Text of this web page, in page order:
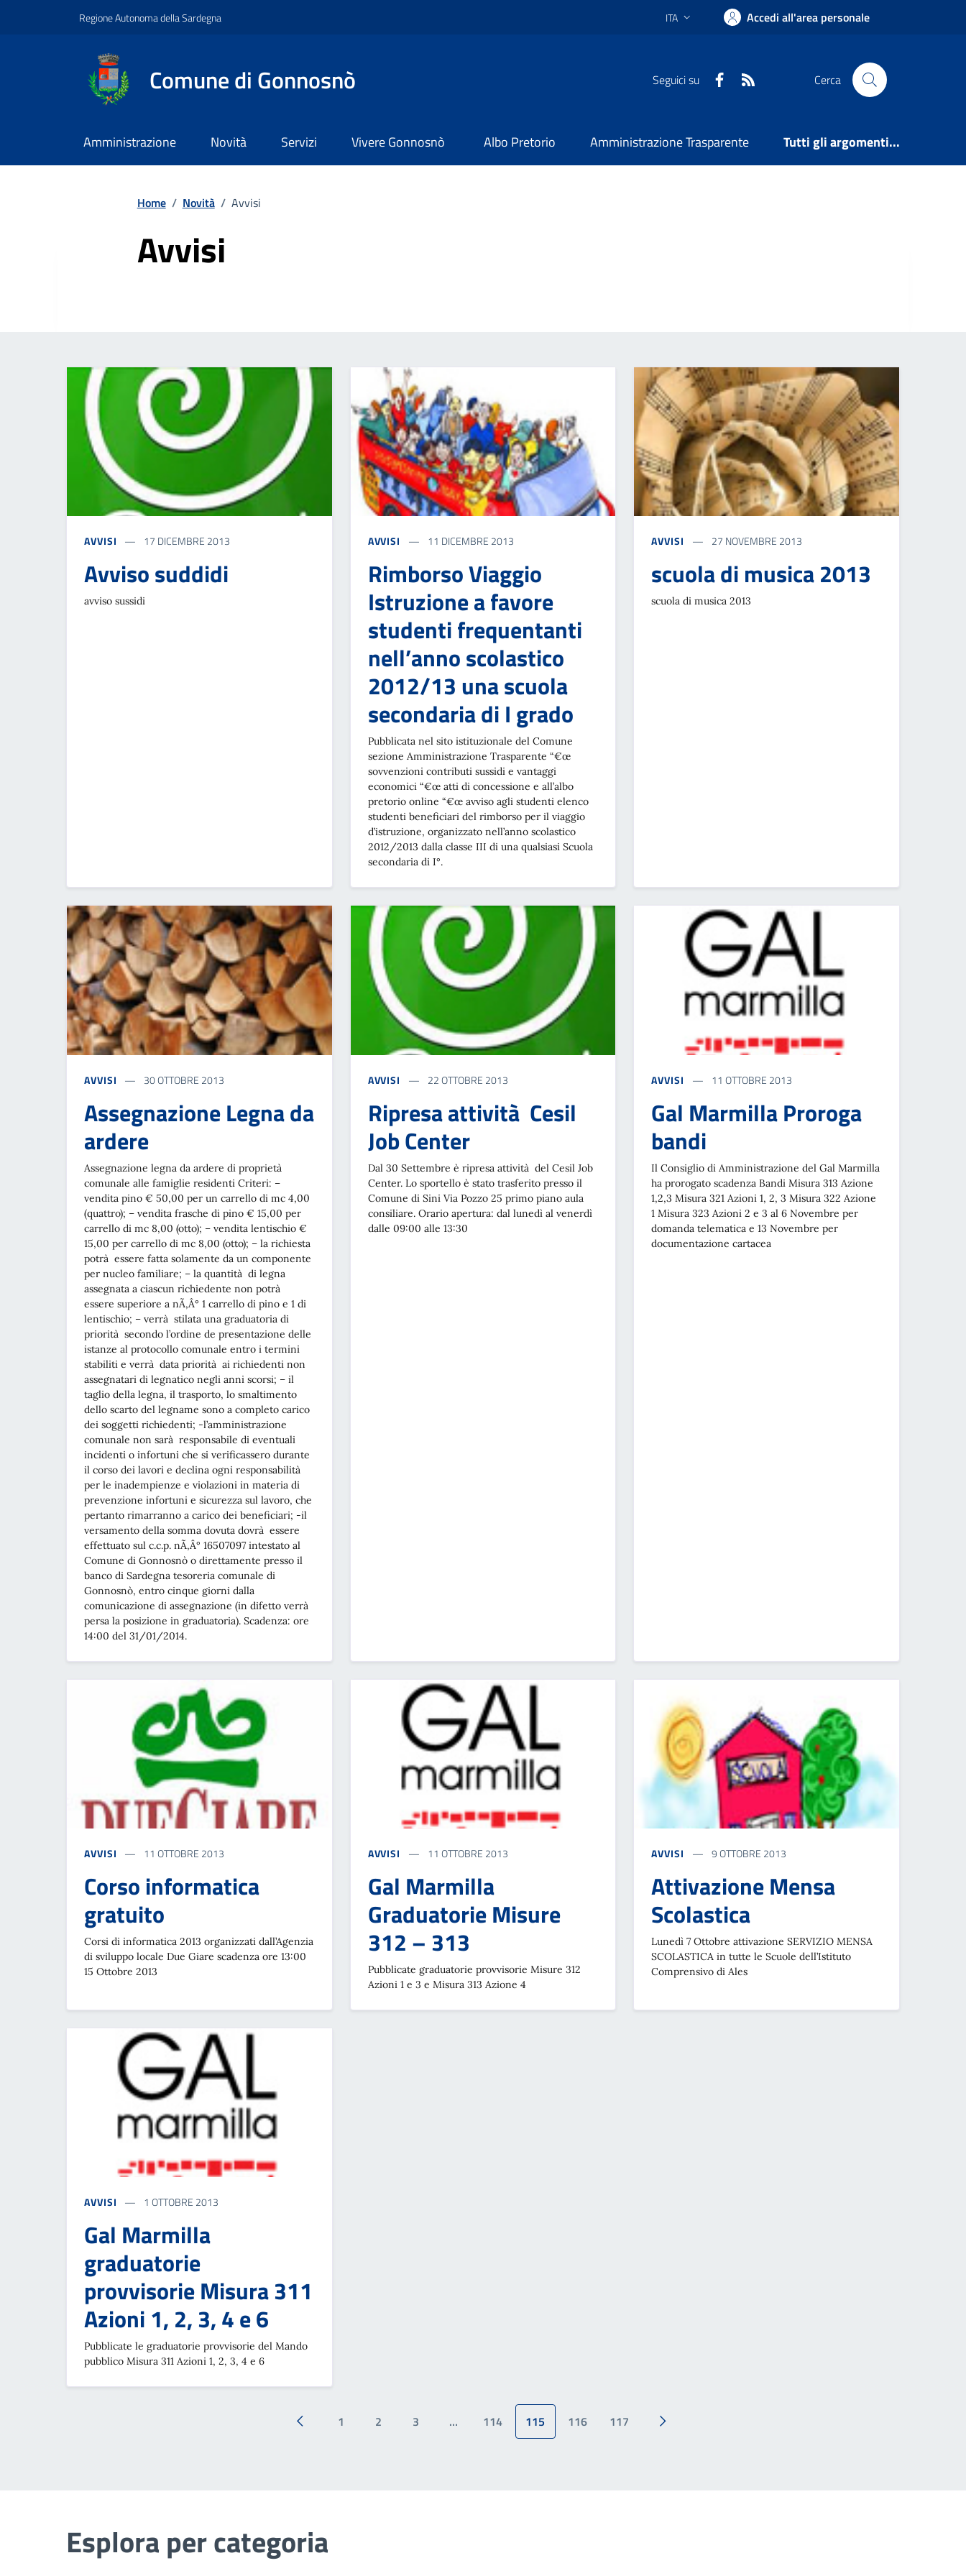
Regione Autonoma della Sardegna Lingua attiva:
ITA Accedi all'area personale
Comune di Gonnosnò Seguici su Facebook Cerca
Amministrazione Novità Servizi Vivere Gonnosnò Albo Pretorio Amministrazione Trasparente Tutti gli argomenti...
Home / Novità / Avvisi
Avvisi
AVVISI 17 DICEMBRE 2013
Avviso suddidi
avviso sussidi
AVVISI 11 DICEMBRE 2013
Rimborso Viaggio
Istruzione a favore
studenti frequentanti
nell’anno scolastico
2012/13 una scuola
secondaria di I grado
Pubblicata nel sito istituzionale del Comune
sezione Amministrazione Trasparente “€œ
sovvenzioni contributi sussidi e vantaggi
economici “€œ atti di concessione e all’albo
pretorio online “€œ avviso agli studenti elenco
studenti beneficiari del rimborso per il viaggio
d’istruzione, organizzato nell’anno scolastico
2012/2013 dalla classe III di una qualsiasi Scuola
secondaria di I°.
AVVISI 27 NOVEMBRE 2013
scuola di musica 2013
scuola di musica 2013
AVVISI 30 OTTOBRE 2013
Assegnazione Legna da
ardere
Assegnazione legna da ardere di proprietà
comunale alle famiglie residenti Criteri: –
vendita pino € 50,00 per un carrello di mc 4,00
(quattro); – vendita frasche di pino € 15,00 per
carrello di mc 8,00 (otto); – vendita lentischio €
15,00 per carrello di mc 8,00 (otto); – la richiesta
potrà essere fatta solamente da un componente
per nucleo familiare; – la quantità di legna
assegnata a ciascun richiedente non potrà
essere superiore a nÃ‚Â° 1 carrello di pino e 1 di
lentischio; – verrà stilata una graduatoria di
priorità secondo l’ordine de presentazione delle
istanze al protocollo comunale entro i termini
stabiliti e verrà data priorità ai richiedenti non
assegnatari di legnatico negli anni scorsi; – il
taglio della legna, il trasporto, lo smaltimento
dello scarto del legname sono a completo carico
dei soggetti richiedenti; -l’amministrazione
comunale non sarà responsabile di eventuali
incidenti o infortuni che si verificassero durante
il corso dei lavori e declina ogni responsabilità
per le inadempienze e violazioni in materia di
prevenzione infortuni e sicurezza sul lavoro, che
pertanto rimarranno a carico dei beneficiari; -il
versamento della somma dovuta dovrà essere
effettuato sul c.c.p. nÃ‚Â° 16507097 intestato al
Comune di Gonnosnò o direttamente presso il
banco di Sardegna tesoreria comunale di
Gonnosnò, entro cinque giorni dalla
comunicazione di assegnazione (in difetto verrà
persa la posizione in graduatoria). Scadenza: ore
14:00 del 31/01/2014.
AVVISI 22 OTTOBRE 2013
Ripresa attività Cesil
Job Center
Dal 30 Settembre è ripresa attività del Cesil Job
Center. Lo sportello è stato trasferito presso il
Comune di Sini Via Pozzo 25 primo piano aula
consiliare. Orario apertura: dal lunedì al venerdì
dalle 09:00 alle 13:30
AVVISI 11 OTTOBRE 2013
Gal Marmilla Proroga
bandi
Il Consiglio di Amministrazione del Gal Marmilla
ha prorogato scadenza Bandi Misura 313 Azione
1,2,3 Misura 321 Azioni 1, 2, 3 Misura 322 Azione
1 Misura 323 Azioni 2 e 3 al 6 Novembre per
domanda telematica e 13 Novembre per
documentazione cartacea
AVVISI 11 OTTOBRE 2013
Corso informatica
gratuito
Corsi di informatica 2013 organizzati dall’Agenzia
di sviluppo locale Due Giare scadenza ore 13:00
15 Ottobre 2013
AVVISI 11 OTTOBRE 2013
Gal Marmilla
Graduatorie Misure
312 – 313
Pubblicate graduatorie provvisorie Misure 312
Azioni 1 e 3 e Misura 313 Azione 4
AVVISI 9 OTTOBRE 2013
Attivazione Mensa
Scolastica
Lunedì 7 Ottobre attivazione SERVIZIO MENSA
SCOLASTICA in tutte le Scuole dell’Istituto
Comprensivo di Ales
AVVISI 1 OTTOBRE 2013
Gal Marmilla
graduatorie
provvisorie Misura 311
Azioni 1, 2, 3, 4 e 6
Pubblicate le graduatorie provvisorie del Mando
pubblico Misura 311 Azioni 1, 2, 3, 4 e 6
1 2 3 … 114 115 116 117
Esplora per categoria